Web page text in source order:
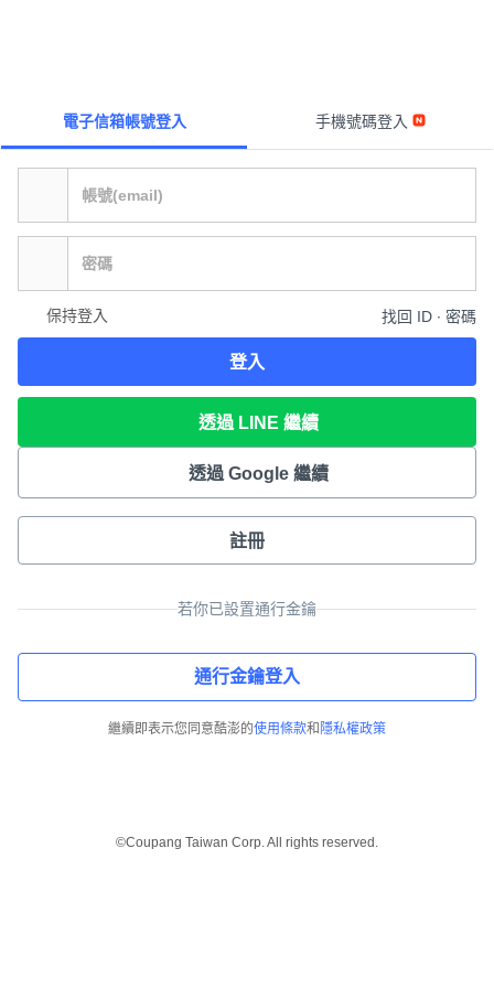
電子信箱帳號登入 手機號碼登入
保持登入 找回 ID ∙ 密碼
登入
透過 LINE 繼續
透過 Google 繼續
註冊
若你已設置通行金鑰
通行金鑰登入
繼續即表示您同意酷澎的使用條款和 隱私權政策
©Coupang Taiwan Corp. All rights reserved.